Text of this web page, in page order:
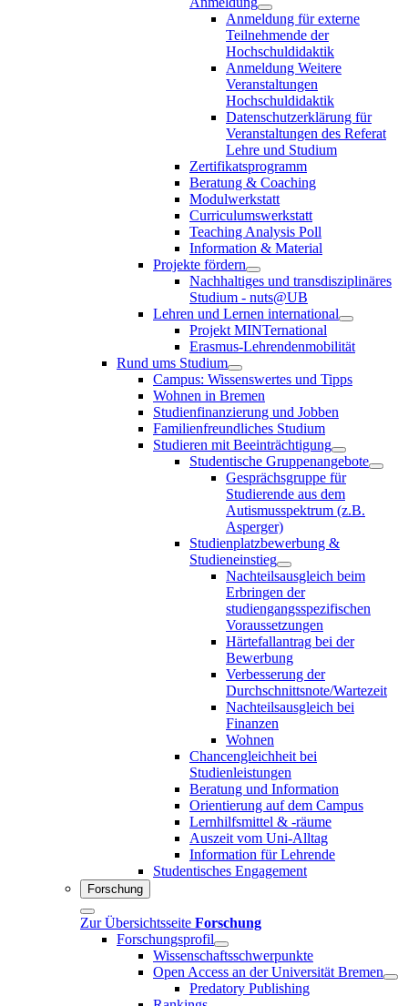
Anmeldung für externe
Teilnehmende der
Hochschuldidaktik
Anmeldung Weitere
Veranstaltungen
Hochschuldidaktik
Datenschutzerklärung für
Veranstaltungen des Referat
Lehre und Studium
Zertifikatsprogramm
Beratung & Coaching
Modulwerkstatt
Curriculumswerkstatt
Teaching Analysis Poll
Information & Material
Projekte fördern
Nachhaltiges und transdisziplinäres
Studium - nuts@UB
Lehren und Lernen international
Projekt MINTernational
Erasmus-Lehrendenmobilität
Rund ums Studium
Campus: Wissenswertes und Tipps
Wohnen in Bremen
Studienfinanzierung und Jobben
Familienfreundliches Studium
Studieren mit Beeinträchtigung
Studentische Gruppenangebote
Gesprächsgruppe für
Studierende aus dem
Autismusspektrum (z.B.
Asperger)
Studienplatzbewerbung &
Studieneinstieg
Nachteilsausgleich beim
Erbringen der
studiengangsspezifischen
Voraussetzungen
Härtefallantrag bei der
Bewerbung
Verbesserung der
Durchschnittsnote/Wartezeit
Nachteilsausgleich bei
Finanzen
Wohnen
Chancengleichheit bei
Studienleistungen
Beratung und Information
Orientierung auf dem Campus
Lernhilfsmittel & -räume
Auszeit vom Uni-Alltag
Information für Lehrende
Studentisches Engagement
Forschung
Zur Übersichtsseite Forschung
Forschungsprofil
Wissenschaftsschwerpunkte
Open Access an der Universität Bremen
Predatory Publishing